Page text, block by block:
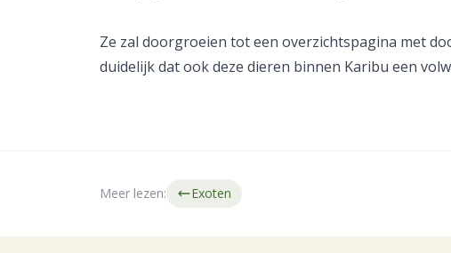
Ze zal doorgroeien tot een overzichtspagina met
duidelijk dat ook deze dieren binnen Karibu een
Meer lezen: Exoten